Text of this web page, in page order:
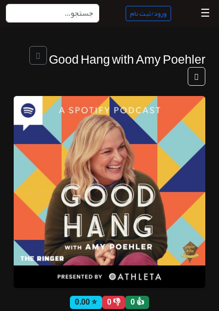
منبع
ناب
جستجو
پادکست
ورود/
ثبت نام
☰ ورود/ثبت نام
Good Hang with Amy Poehler
👍 0
👎 0
⭐ 0.00